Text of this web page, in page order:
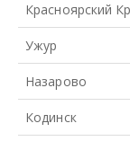
Красноярский
Ужур
Назарово
Кодинск